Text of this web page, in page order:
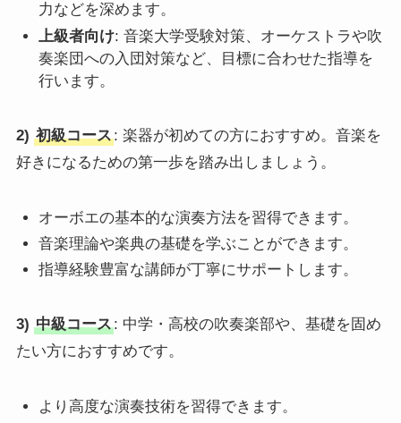
力などを深めます。
上級者向け: 音楽大学受験対策、オーケストラや吹
奏楽団への入団対策など、目標に合わせた指導を
行います。
2) 初級コース: 楽器が初めての方におすすめ。音楽を
好きになるための第一歩を踏み出しましょう。
オーボエの基本的な演奏方法を習得できます。
音楽理論や楽典の基礎を学ぶことができます。
指導経験豊富な講師が丁寧にサポートします。
3) 中級コース: 中学・高校の吹奏楽部や、基礎を固め
たい方におすすめです。
より高度な演奏技術を習得できます。